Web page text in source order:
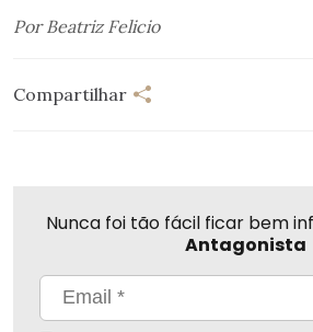
Por Beatriz Felicio
Compartilhar
Nunca foi tão fácil ficar bem
Antagonista